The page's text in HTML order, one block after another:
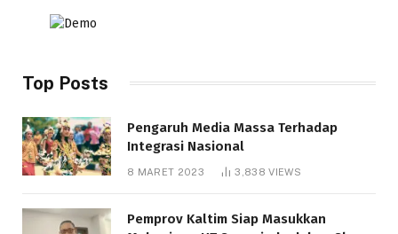
Top Posts
Pengaruh Media Massa Terhadap
Integrasi Nasional
8 MARET 2023 3,838VIEWS
Pemprov Kaltim Siap Masukkan